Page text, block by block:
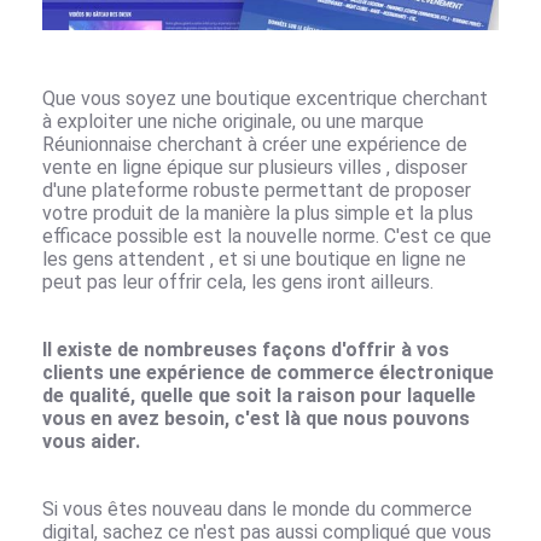
Que vous soyez une boutique excentrique cherchant
à exploiter une niche originale, ou une marque
Réunionnaise cherchant à créer une expérience de
vente en ligne épique sur plusieurs villes , disposer
d'une plateforme robuste permettant de proposer
votre produit de la manière la plus simple et la plus
efficace possible est la nouvelle norme. C'est ce que
les gens attendent , et si une boutique en ligne ne
peut pas leur offrir cela, les gens iront ailleurs.
Il existe de nombreuses façons d'offrir à vos
clients une expérience de commerce électronique
de qualité, quelle que soit la raison pour laquelle
vous en avez besoin, c'est là que nous pouvons
vous aider.
Si vous êtes nouveau dans le monde du commerce
digital, sachez ce n'est pas aussi compliqué que vous